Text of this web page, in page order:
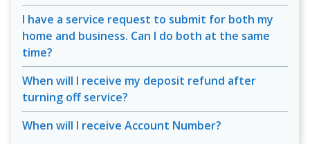
I have a service request to submit for both my
home and business. Can I do both at the same
time?
When will I receive my deposit refund after
turning off service?
When will I receive Account Number?